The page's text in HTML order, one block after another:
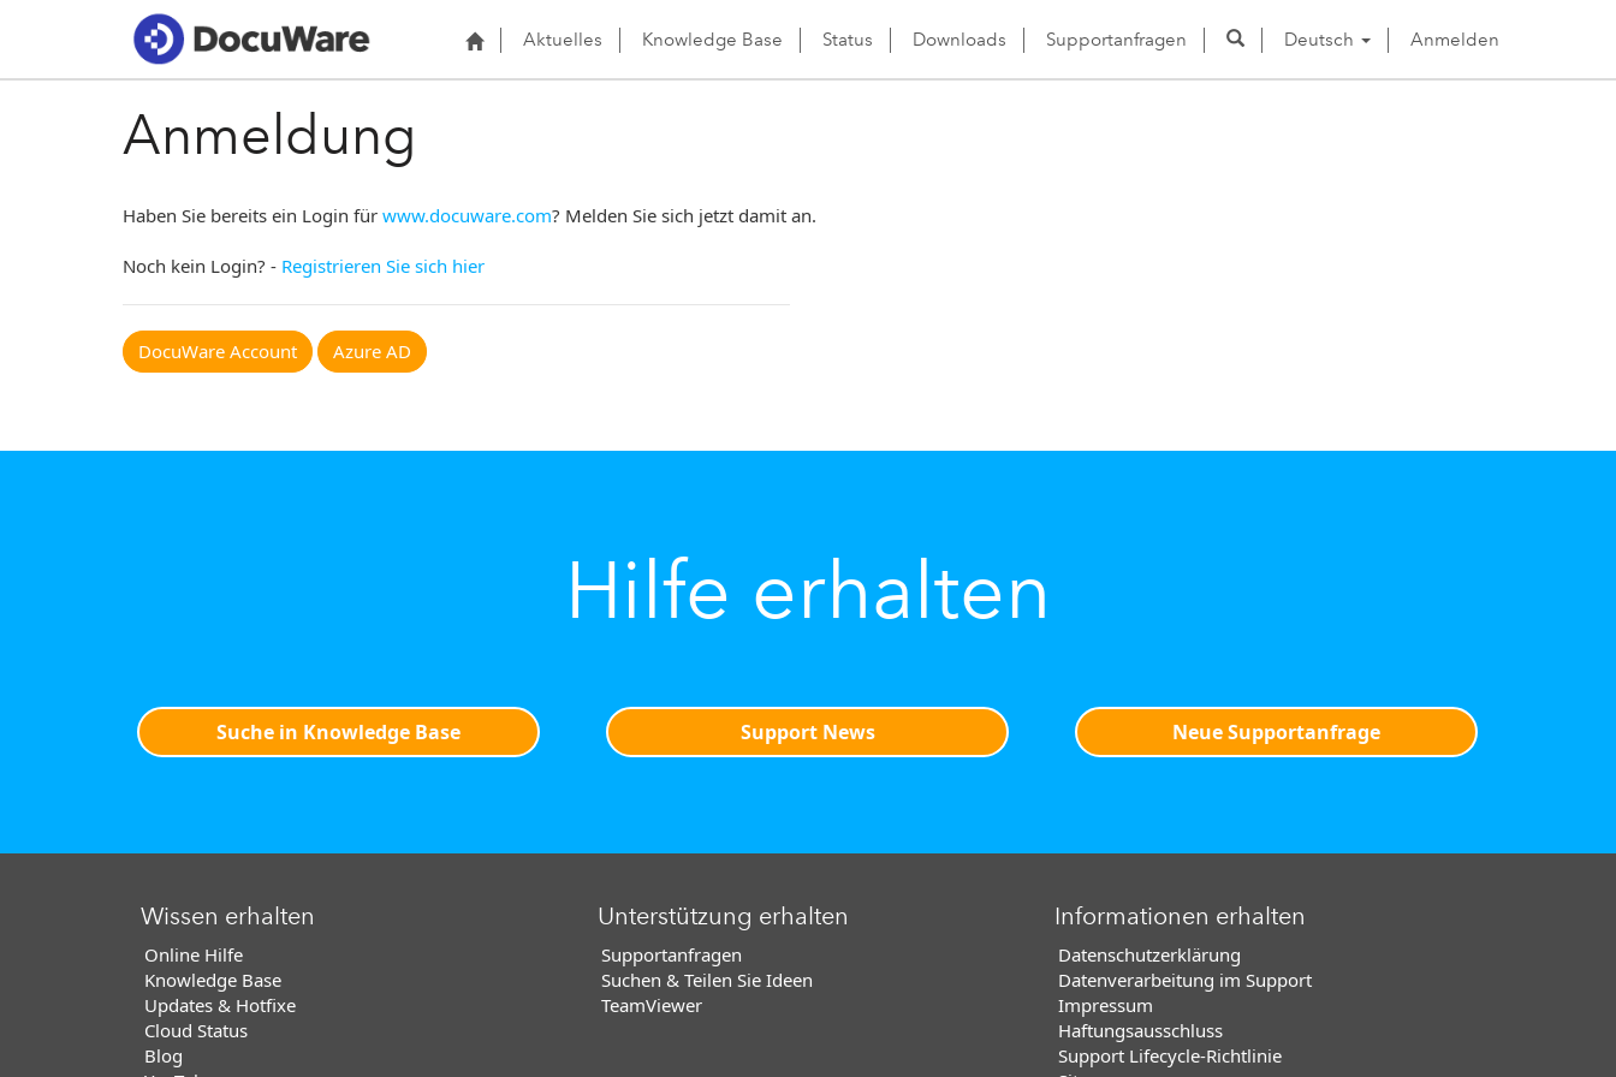
Aktuelles Knowledge Base Status Downloads Supportanfragen Deutsch Anmelden
Anmeldung
Haben Sie bereits ein Login für www.docuware.com? Melden Sie sich jetzt damit an.
Noch kein Login? - Registrieren Sie sich hier
DocuWare Account Azure AD
Hilfe erhalten
Suche in Knowledge Base Support News Neue Supportanfrage
Wissen erhalten
Online Hilfe
Knowledge Base
Updates & Hotfixe
Cloud Status
Blog
Unterstützung erhalten
Supportanfragen
Suchen & Teilen Sie Ideen
TeamViewer
Informationen erhalten
Datenschutzerklärung
Datenverarbeitung im Support
Impressum
Haftungsausschluss
Support Lifecycle-Richtlinie